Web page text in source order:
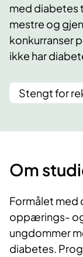
med diabetes
mestre og
konkurranser
ikke har
Stengt for
Om
Formålet med
oppærings-
ungdommer
diabetes.